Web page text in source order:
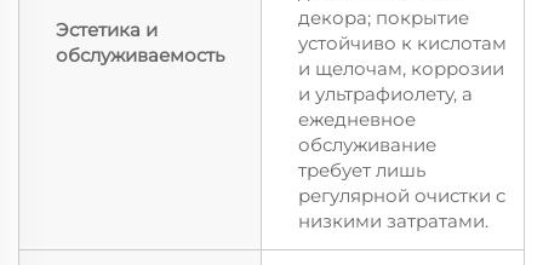
Эстетика и
обслуживаемость
декора; покрытие
устойчиво к кислотам
и щелочам, коррозии
и ультрафиолету, а
ежедневное
обслуживание
требует лишь
регулярной очистки с
низкими затратами.